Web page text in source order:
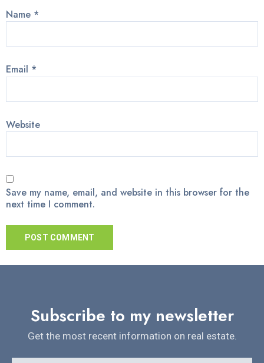
Name *
Email *
Website
Save my name, email, and website in this browser for the
next time I comment.
Subscribe to my newsletter
Get the most recent information on real estate.